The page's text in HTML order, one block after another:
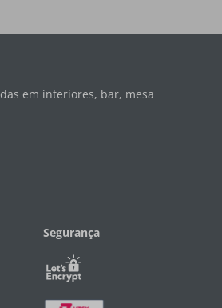
em interiores, bar, mesa
Segurança